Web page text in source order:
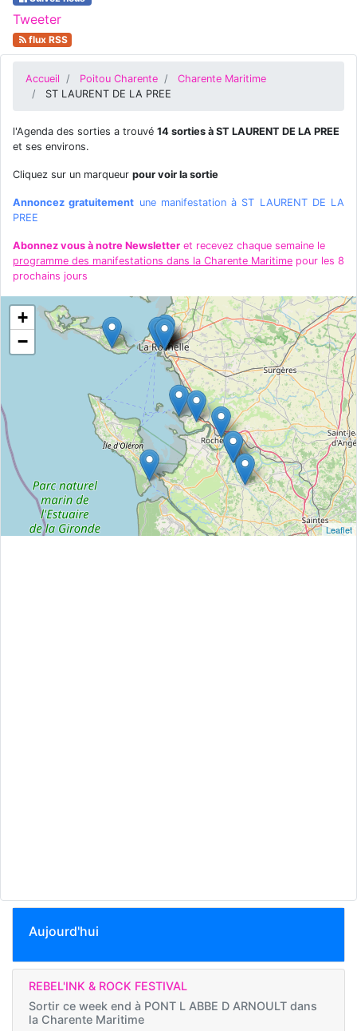
Tweeter
flux RSS
Accueil Poitou Charente
Charente Maritime
ST LAURENT DE LA PREE
l'Agenda des sorties a trouvé 14 sorties à ST LAURENT DE LA PREE
et ses environs.
Cliquez sur un marqueur pour voir la sortie
Annoncez gratuitement une manifestation à ST LAURENT DE LA
PREE
Abonnez vous à notre Newsletter et recevez chaque semaine le
programme des manifestations dans la Charente Maritime pour les 8
prochains jours
+
−
Leaflet
Aujourd'hui
REBEL'INK & ROCK FESTIVAL
Sortir ce week end à PONT L ABBE D ARNOULT dans
la Charente Maritime